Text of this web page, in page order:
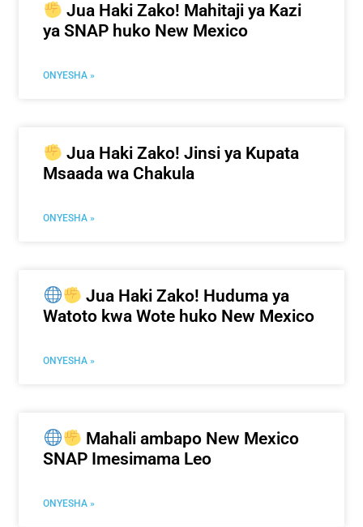
Jua Haki Zako! Mahitaji ya Kazi
ya SNAP huko New Mexico
ONYESHA »
Jua Haki Zako! Jinsi ya Kupata
Msaada wa Chakula
ONYESHA »
Jua Haki Zako! Huduma ya
Watoto kwa Wote huko New Mexico
ONYESHA »
Mahali ambapo New Mexico
SNAP Imesimama Leo
ONYESHA »